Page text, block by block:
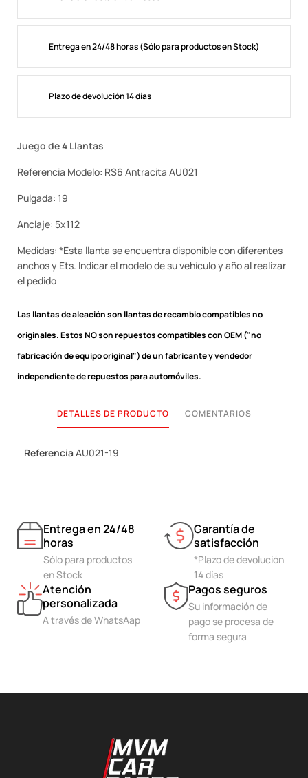
Entrega en 24/48 horas (Sólo para productos en Stock)
Plazo de devolución 14 días
Juego de 4 Llantas
Referencia Modelo: RS6 Antracita AU021
Pulgada: 19
Anclaje: 5x112
Medidas: *Esta llanta se encuentra disponible con diferentes
anchos y Ets. Indicar el modelo de su vehículo y año al realizar
el pedido
Las llantas de aleación son llantas de recambio compatibles no
originales.Estos NO son repuestos compatibles con OEM ("no
fabricación de equipo original") de un fabricante y vendedor
independiente de repuestos para automóviles.
DETALLES DE PRODUCTO COMENTARIOS
ReferenciaAU021-19
Entrega en 24/48
horas
Sólo para productos
en Stock
Garantía de
satisfacción
*Plazo de devolución
14 días
Atención
personalizada
A través de WhatsAap
Pagos seguros
Su información de
pago se procesa de
forma segura